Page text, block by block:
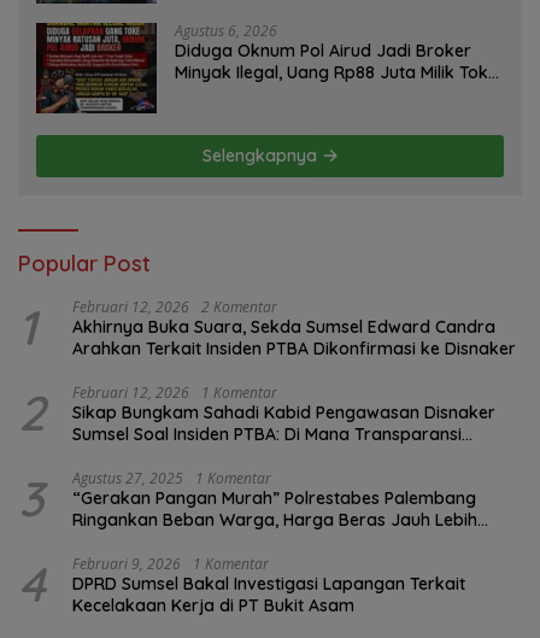
Agustus 6, 2026
Diduga Oknum Pol Airud Jadi Broker
Minyak Ilegal, Uang Rp88 Juta Milik Toke
Selengkapnya
Popular Post
1 Februari 12, 2026 2 Komentar
Akhirnya Buka Suara, Sekda Sumsel Edward Candra
Arahkan Terkait Insiden PTBA Dikonfirmasi ke Disnaker
2 Februari 12, 2026 1 Komentar
Sikap Bungkam Sahadi Kabid Pengawasan Disnaker
Sumsel Soal Insiden PTBA: Di Mana Transparansi
3 Agustus 27, 2025 1 Komentar
“Gerakan Pangan Murah” Polrestabes Palembang
Ringankan Beban Warga, Harga Beras Jauh Lebih
4 Februari 9, 2026 1 Komentar
DPRD Sumsel Bakal Investigasi Lapangan Terkait
Kecelakaan Kerja di PT Bukit Asam